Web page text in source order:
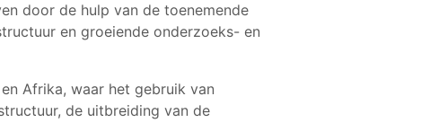
door de hulp van de toenemende
en groeiende onderzoeks- en
Afrika, waar het gebruik van
de uitbreiding van de